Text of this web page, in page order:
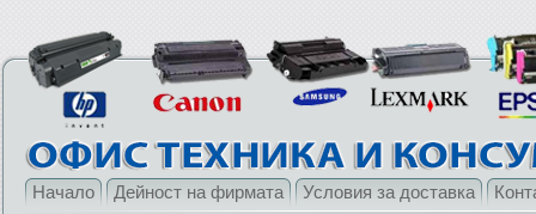
Начало Дейност на фирмата Условия за доставка